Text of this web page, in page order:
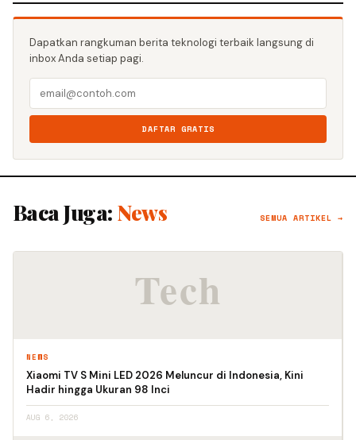
Dapatkan rangkuman berita teknologi terbaik langsung di
inbox Anda setiap pagi.
DAFTAR GRATIS
Baca Juga: News SEMUA ARTIKEL →
NEWS
Xiaomi TV S Mini LED 2026 Meluncur di Indonesia, Kini
Hadir hingga Ukuran 98 Inci
AUG 6, 2026